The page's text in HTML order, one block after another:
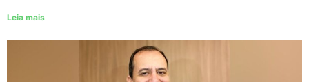
Leia mais